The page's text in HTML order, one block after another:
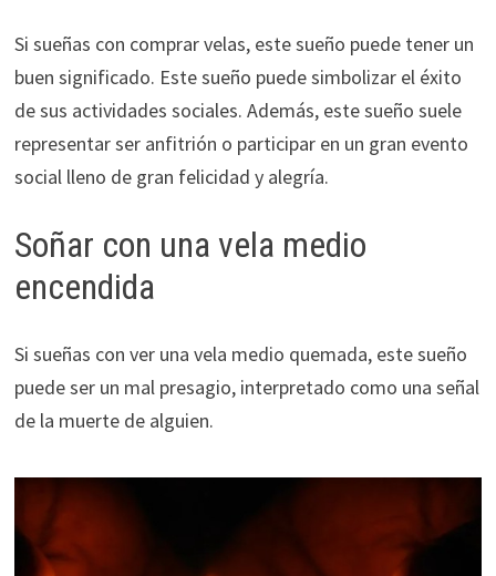
Si sueñas con comprar velas, este sueño puede tener un
buen significado. Este sueño puede simbolizar el éxito
de sus actividades sociales. Además, este sueño suele
representar ser anfitrión o participar en un gran evento
social lleno de gran felicidad y alegría.
Soñar con una vela medio
encendida
Si sueñas con ver una vela medio quemada, este sueño
puede ser un mal presagio, interpretado como una señal
de la muerte de alguien.